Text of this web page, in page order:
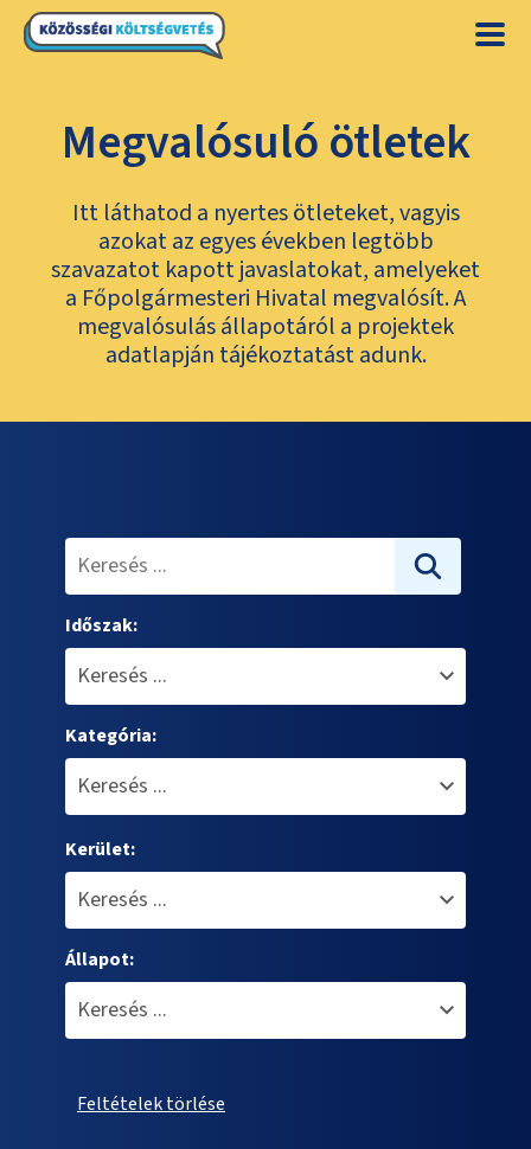
Megvalósuló ötletek
Itt láthatod a nyertes ötleteket, vagyis
azokat az egyes években legtöbb
szavazatot kapott javaslatokat, amelyeket
a Főpolgármesteri Hivatal megvalósít. A
megvalósulás állapotáról a projektek
adatlapján tájékoztatást adunk.
Időszak:
Kategória:
Kerület:
Állapot:
Feltételek törlése